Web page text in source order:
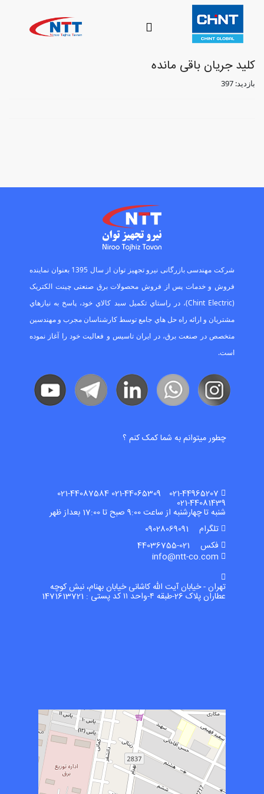
کلید جریان باقی مانده
بازدید: 397
ﺷﺮﮐﺖ ﻣﻬﻨﺪﺳﯽ ﺑﺎزرﮔﺎﻧﯽ ﻧﯿﺮو ﺗﺠﻬﯿﺰ ﺗﻮان از ﺳﺎل 1395 ﺑﻌﻨﻮان ﻧﻤﺎﯾﻨﺪه
ﻓﺮوش و ﺧﺪﻣﺎت ﭘﺲ از ﻓﺮوش ﻣﺤﺼﻮﻻت ﺑﺮق ﺻﻨﻌﺘﯽ ﭼﯿﻨﺖ اﻟﮑﺘﺮﯾﮏ
(Chint Electric)، در راﺳﺘﺎي ﺗﮑﻤﯿﻞ ﺳﺒﺪ ﮐﺎﻻي ﺧﻮد، ﭘﺎﺳﺦ ﺑﻪ ﻧﯿﺎزﻫﺎي
ﻣﺸﺘﺮﯾﺎن و اراﺋﻪ راه ﺣﻞ ﻫﺎي ﺟﺎﻣﻊ ﺗﻮﺳﻂ ﮐﺎرﺷﻨﺎﺳﺎن ﻣﺠﺮب و ﻣﻬﻨﺪﺳﯿﻦ
ﻣﺘﺨﺼﺺ در ﺻﻨﻌﺖ ﺑﺮق، در اﯾﺮان ﺗﺎﺳﯿﺲ و ﻓﻌﺎﻟﯿﺖ ﺧﻮد را آﻏﺎز ﻧﻤﻮده
اﺳﺖ.
چطور میتوانم به شما کمک کنم ؟
021-44081439
شنبه تا چهارشنبه از ساعت 9:00 صبح تا 17:00 بعداز ظهر
تلگرام 09028069091
فکس 021-44036755
تهران - خیابان آیت الله کاشانی خیابان بهنام، نبش کوچه
عطاران پلاک 26-طبقه ۴-واحد ۱۱ کد پستی : 1471613721